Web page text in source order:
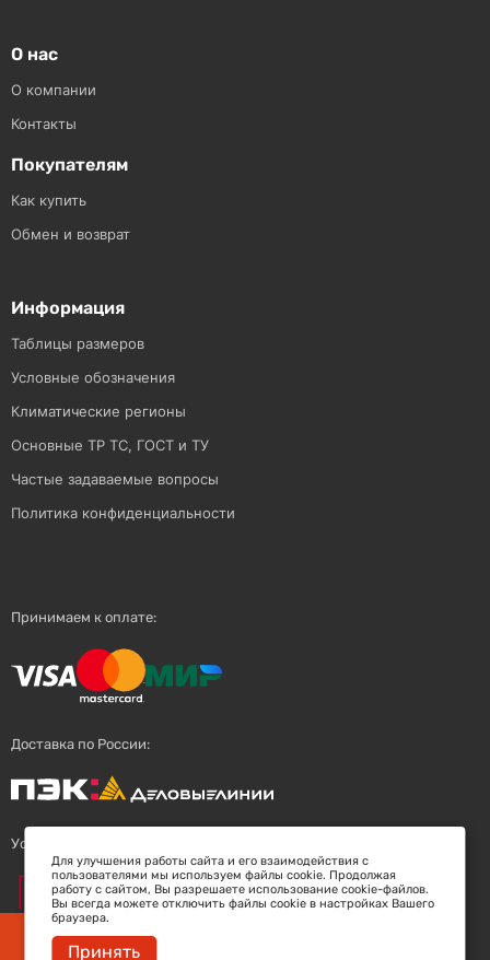
Заберите скидку 5%
О нас
О компании
Контакты
Покупателям
Как купить
Обмен и возврат
Информация
Таблицы размеров
Условные обозначения
Климатические регионы
Основные ТР ТС, ГОСТ и ТУ
Частые задаваемые вопросы
Политика конфиденциальности
Принимаем к оплате:
Доставка по России:
Успешный поставщик:
Для улучшения работы сайта и его взаимодействия с
пользователями мы используем файлы cookie. Продолжая
работу с сайтом, Вы разрешаете использование cookie-файлов.
Вы всегда можете отключить файлы cookie в настройках Вашего
браузера.
Принять